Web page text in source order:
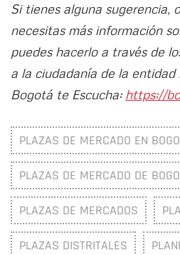
Si tienes alguna sugerencia,
necesitas más información
puedes hacerlo a través de
a la ciudadanía de la entidad
Bogotá te Escucha: https://
PLAZAS DE MERCADO EN
PLAZAS DE MERCADO DE
PLAZAS DE MERCADOS
PLAZAS DISTRITALES